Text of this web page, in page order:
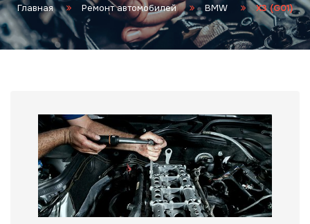
Главная Ремонт автомобилей BMW X3 (G01)